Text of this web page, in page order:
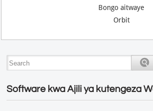
Bongo aitwaye
Orbit
Software kwa Ajili ya kutengeza